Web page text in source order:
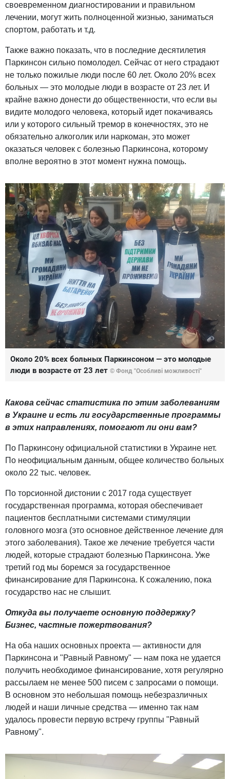
своевременном диагностировании и правильном
лечении, могут жить полноценной жизнью, заниматься
спортом, работать и т.д.
Также важно показать, что в последние десятилетия
Паркинсон сильно помолодел. Сейчас от него страдают
не только пожилые люди после 60 лет. Около 20% всех
больных — это молодые люди в возрасте от 23 лет. И
крайне важно донести до общественности, что если вы
видите молодого человека, который идет покачиваясь
или у которого сильный тремор в конечностях, это не
обязательно алкоголик или наркоман, это может
оказаться человек с болезнью Паркинсона, которому
вполне вероятно в этот момент нужна помощь.
Около 20% всех больных Паркинсоном — это молодые
люди в возрасте от 23 лет © Фонд "Особливі можливості"
Какова сейчас статистика по этим заболеваниям
в Украине и есть ли государственные программы
в этих направлениях, помогают ли они вам?
По Паркинсону официальной статистики в Украине нет.
По неофициальным данным, общее количество больных
около 22 тыс. человек.
По торсионной дистонии с 2017 года существует
государственная программа, которая обеспечивает
пациентов бесплатными системами стимуляции
головного мозга (это основное действенное лечение для
этого заболевания). Такое же лечение требуется части
людей, которые страдают болезнью Паркинсона. Уже
третий год мы боремся за государственное
финансирование для Паркинсона. К сожалению, пока
государство нас не слышит.
Откуда вы получаете основную поддержку?
Бизнес, частные пожертвования?
На оба наших основных проекта — активности для
Паркинсона и "Равный Равному" — нам пока не удается
получить необходимое финансирование, хотя регулярно
рассылаем не менее 500 писем с запросами о помощи.
В основном это небольшая помощь небезразличных
людей и наши личные средства — именно так нам
удалось провести первую встречу группы "Равный
Равному".